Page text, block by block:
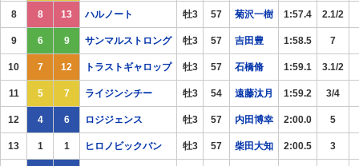
8 8 13 ハルノート 牡3 57 菊沢一樹 1:57.4 2.1/2
9 6 9 サンマルストロング 牡3 57 吉田豊 1:58.5 7
10 7 12 トラストギャロップ 牡3 57 石橋脩 1:59.1 3.1/2
11 5 7 ライジンシチー 牡3 54 遠藤汰月 1:59.2 3/4
12 4 6 ロジジェンス 牡3 57 内田博幸 2:00.0 5
13 1 1 ヒロノビックバン 牡3 57 柴田大知 2:00.5 3